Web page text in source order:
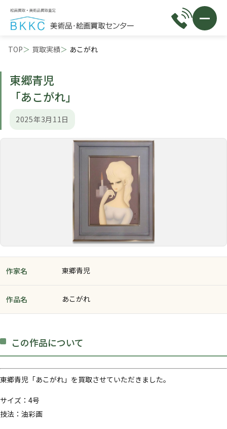
TOP 買取実績 あこがれ
東郷青児
「あこがれ」
2025年3月11日
作家名 東郷青児
作品名 あこがれ
この作品について
東郷青児「あこがれ」を買取させていただきました。
サイズ：4号
技法：油彩画